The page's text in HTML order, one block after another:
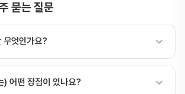
묻는 질문
무엇인가요?
자를 제거하는 장치입니다. 에어샤워(Air
) 어떤 장점이 있나요?